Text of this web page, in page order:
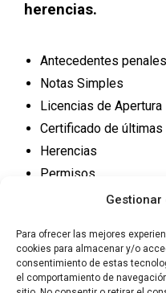
Para ofrecer las mejores
cookies para almacenar y/o
consentimiento de estas
el comportamiento de
herencias.
Antecedentes penales
Notas Simples
Licencias de Apertura
Certificado de últimas
Herencias
Permisos
Trámites Registro